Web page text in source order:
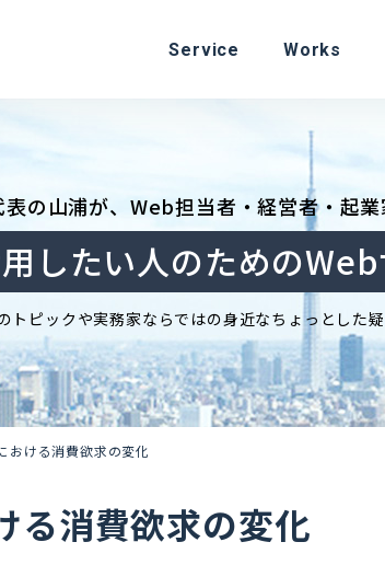
Service Works
の山浦が、 Web担当者・経営者・起
したい人のための
トピックや実務家ならではの身近なちょっとした疑
おける消費欲求の変化
る消費欲求の変化